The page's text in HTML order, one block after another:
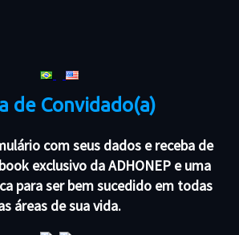
de Convidado(a)
com seus dados e receba de
exclusivo da ADHONEP e uma
para ser bem sucedido em todas
áreas de sua vida.